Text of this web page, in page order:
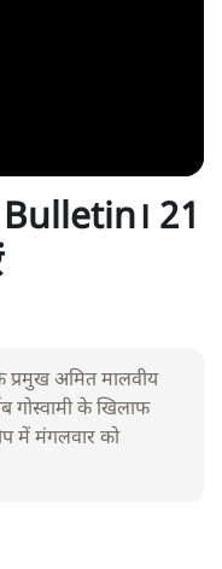
21
अमित मालवीय
गोस्वामी के खिलाफ
में मंगलवार को